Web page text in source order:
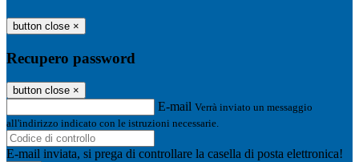
button close ×
Recupero password
button close ×
E-mail Verrà inviato un messaggio
all'indirizzo indicato con le istruzioni necessarie.
E-mail inviata, si prega di controllare la casella di posta elettronica!